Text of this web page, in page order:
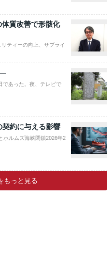
質改善で形骸化
ティーの向上、サプライ
であった。夜、テレビで
約に与える影響
ホルムズ海峡閉鎖2026年2
もっと見る